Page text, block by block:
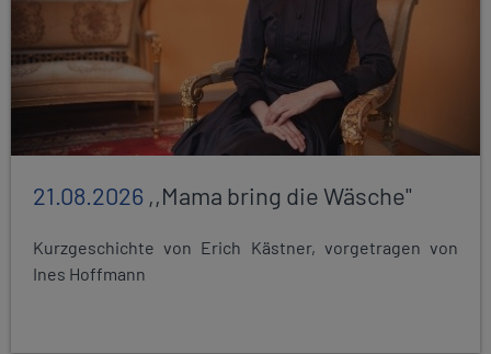
21.08.2026 ,,Mama bring die Wäsche"
Kurzgeschichte von Erich Kästner, vorgetragen von
Ines Hoffmann